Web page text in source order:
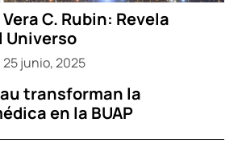
C. Rubin: Revela
Universo
25 junio, 2025
transforman la
en la BUAP